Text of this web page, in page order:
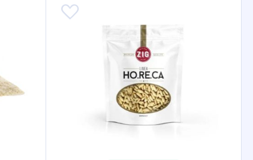
Aggiungi alla lista desideri